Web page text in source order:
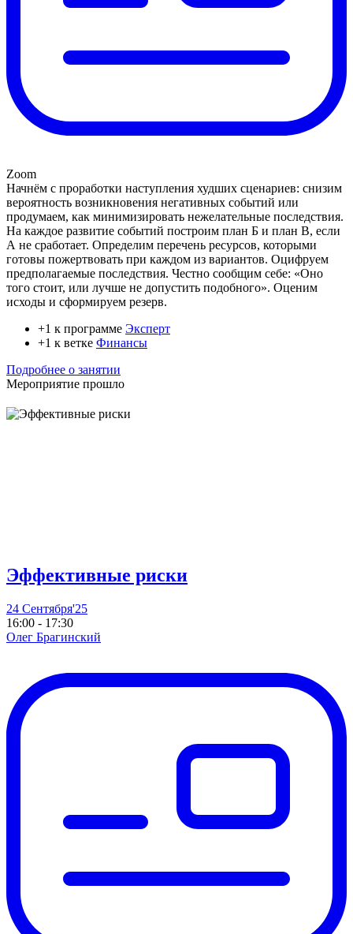
Zoom
Начнём с проработки наступления худших сценариев: снизим
вероятность возникновения негативных событий или
продумаем, как минимизировать нежелательные последствия.
На каждое развитие событий построим план Б и план В, если
А не сработает. Определим перечень ресурсов, которыми
готовы пожертвовать при каждом из вариантов. Оцифруем
предполагаемые последствия. Честно сообщим себе: «Оно
того стоит, или лучше не допустить подобного». Оценим
исходы и сформируем резерв.
+1 к программе Эксперт
+1 к ветке Финансы
Подробнее о занятии
Мероприятие прошло
Эффективные риски
24 Сентября'25
16:00 - 17:30
Олег Брагинский